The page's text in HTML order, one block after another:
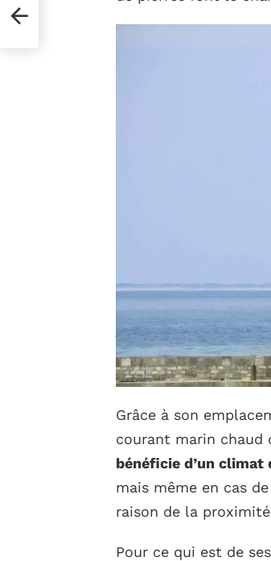
Grâce à son
courant marin chaud
bénéficie d’un climat
mais même en cas
raison de la
Pour ce qui est de